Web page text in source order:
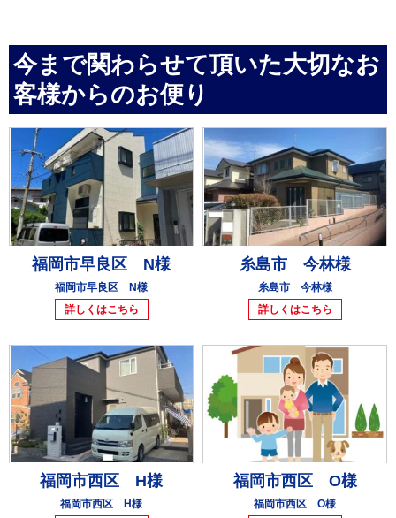
今まで関わらせて頂いた大切なお
客様からのお便り
福岡市早良区 N様
福岡市早良区 N様
詳しくはこちら
糸島市 今林様
糸島市 今林様
詳しくはこちら
福岡市西区 H様
福岡市西区 H様
福岡市西区 O様
福岡市西区 O様